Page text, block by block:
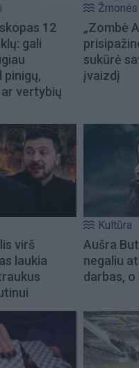
12
gali
pinigų,
vertybių
Žmonės
„Zombė
sukūrė
įvaizdį
virš
laukia
Kultūra
Aušra
negaliu
darbas,